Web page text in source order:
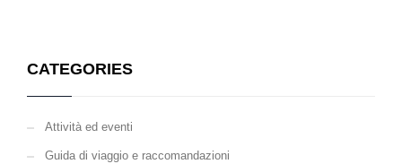
CATEGORIES
Attività ed eventi
Guida di viaggio e raccomandazioni